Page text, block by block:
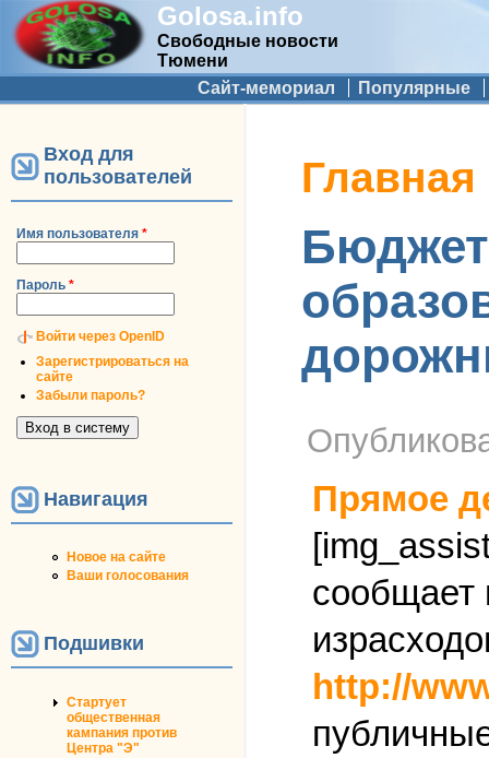
Golosa.info
Свободные новости
Тюмени
Дополнительное меню
Сайт-мемориал Популярные
Вход для
пользователей
Имя пользователя *
Пароль *
Войти через OpenID
Зарегистрироваться на
сайте
Забыли пароль?
Навигация
Новое на сайте
Ваши голосования
Подшивки
Стартует
общественная
кампания против
Центра "Э"
Вы здесь
Главная
Бюджет
Прямое
сообщает
http://